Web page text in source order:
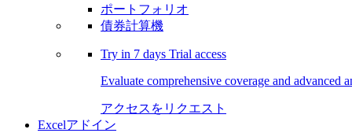
ポートフォリオ
債券計算機
Try in 7 days Trial access
Evaluate comprehensive coverage and advanced
アクセスをリクエスト
Excelアドイン